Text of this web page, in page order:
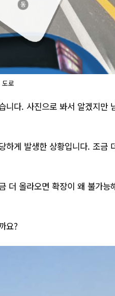
로
다. 사진으로 봐서 알겠지만
게 발생한 상황입니다. 조금
더 올라오면 확장이 왜 불가능
요?